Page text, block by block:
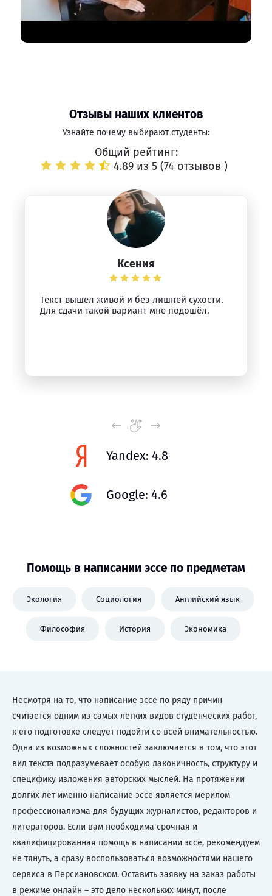
Отзывы наших клиентов
Узнайте почему выбирают студенты:
Общий рейтинг:
4.89 из 5 (74 отзывов )
Ксения
Текст вышел живой и без лишней сухости.
Для сдачи такой вариант мне подошёл.
Yandex: 4.8
Google: 4.6
Помощь в написании эссе по предметам
Экология Социология Английский язык
Философия История Экономика
Несмотря на то, что написание эссе по ряду причин
считается одним из самых легких видов студенческих работ,
к его подготовке следует подойти со всей внимательностью.
Одна из возможных сложностей заключается в том, что этот
вид текста подразумевает особую лаконичность, структуру и
специфику изложения авторских мыслей. На протяжении
долгих лет именно написание эссе является мерилом
профессионализма для будущих журналистов, редакторов и
литераторов. Если вам необходима срочная и
квалифицированная помощь в написании эссе, рекомендуем
не тянуть, а сразу воспользоваться возможностями нашего
сервиса в Персиановском. Оставить заявку на заказ работы
в режиме онлайн – это дело нескольких минут, после